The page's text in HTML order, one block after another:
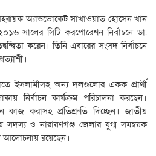
অ্যাডভোকেট সাখাওয়াত হোসেন খান
সালের সিটি করপোরেশন নির্বাচনে ডা.
করেন। তিনি এবারের সংসদ নির্বাচনে
ইসলামীসহ অন্য দলগুলোর একক প্রার্থী
নির্বাচন কার্যক্রম পরিচালনা করছেন।
কাজ করাসহ প্রতিশ্রুতি দিচ্ছেন। জাতীয়
সদস্য ও নারায়ণগঞ্জ জেলার যুগ্ম সমন্বয়ক
রয়েছেন।